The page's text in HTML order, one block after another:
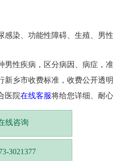
染、功能性障碍、生殖、男
性疾病，区分病因、病症，
乡市收费标准，收费公开透
医院在线客服将给您详细、耐
线咨询
3021377